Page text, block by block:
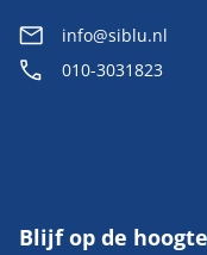
info@siblu.nl
010-3031823
Blijf op de hoogte